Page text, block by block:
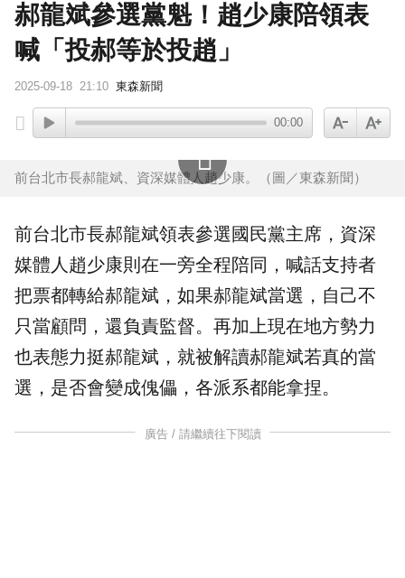
郝龍斌參選黨魁！趙少康陪領表
喊「投郝等於投趙」
2025-09-18 21:10 東森新聞
00:00
前台北市長郝龍斌、資深媒體人趙少康。（圖／東森新聞）
前台北市長郝龍斌領表參選 國民黨主席 ，資深
媒體人 趙少康則在一旁全程陪同，喊話支持者
把票都轉給郝龍斌，如果郝龍斌當選，自己不
只當顧問，還負責監督。再加上現在地方勢力
也表態力挺郝龍斌，就被解讀郝龍斌若真的當
選，是否會變成傀儡，各派系都能拿捏。
廣告 / 請繼續往下閱讀